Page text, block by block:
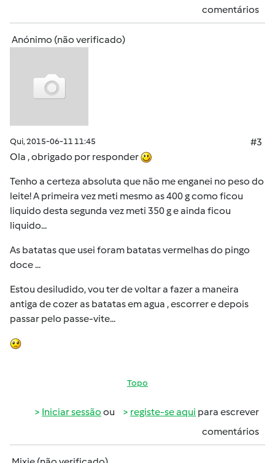
comentários
Anónimo (não verificado)
Qui, 2015-06-11 11:45
#3
Ola , obrigado por responder
Tenho a certeza absoluta que não me enganei no peso do
leite! A primeira vez meti mesmo as 400 g como ficou
liquido desta segunda vez meti 350 g e ainda ficou
liquido...
As batatas que usei foram batatas vermelhas do pingo
doce ...
Estou desiludido, vou ter de voltar a fazer a maneira
antiga de cozer as batatas em agua , escorrer e depois
passar pelo passe-vite...
Topo
Iniciar sessão ou registe-se aqui para escrever
comentários